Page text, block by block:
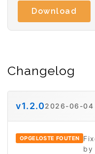
Download
Changelog
v1.2.02026-06-04
OPGELOSTE FOUTEN
by